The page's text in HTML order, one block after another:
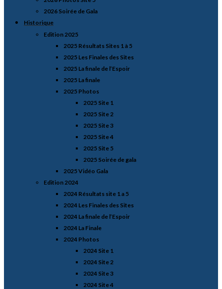
2026 Soirée de Gala
Historique
Edition 2025
2025 Résultats Sites 1 à 5
2025 Les Finales des Sites
2025 La finale de l’Espoir
2025 La finale
2025 Photos
2025 Site 1
2025 Site 2
2025 Site 3
2025 Site 4
2025 Site 5
2025 Soirée de gala
2025 Vidéo Gala
Edition 2024
2024 Résultats site 1 a 5
2024 Les Finales des Sites
2024 La finale de l’Espoir
2024 La Finale
2024 Photos
2024 Site 1
2024 Site 2
2024 Site 3
2024 Site 4